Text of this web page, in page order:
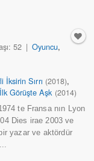
52 | Oyuncu,
İksirin Sırrı (2018),
İlk Görüşte Aşk (2014)
te Fransa nın Lyon
Dies irae 2003 ve
yazar ve aktördür